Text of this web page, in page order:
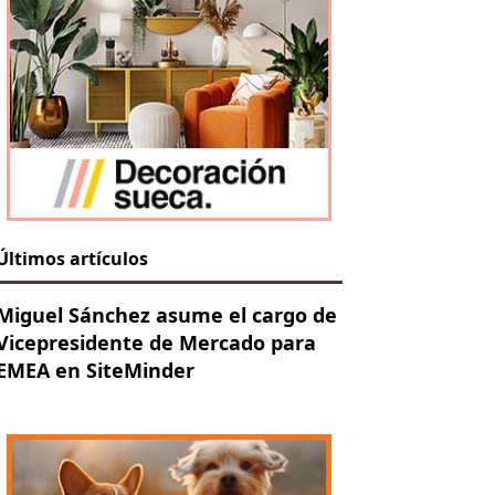
artículos
Sánchez asume el cargo de
de Mercado para
en SiteMinder